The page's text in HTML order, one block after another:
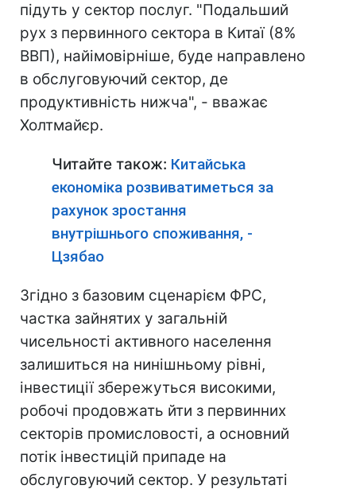
підуть у сектор послуг. "Подальший
рух з первинного сектора в Китаї (8%
ВВП), найімовірніше, буде направлено
в обслуговуючий сектор, де
продуктивність нижча", - вважає
Холтмайєр.
Читайте також: Китайська
економіка розвиватиметься за
рахунок зростання
внутрішнього споживання, -
Цзябао
Згідно з базовим сценарієм ФРС,
частка зайнятих у загальній
чисельності активного населення
залишиться на нинішньому рівні,
інвестиції збережуться високими,
робочі продовжать йти з первинних
секторів промисловості, а основний
потік інвестицій припаде на
обслуговуючий сектор. У результаті